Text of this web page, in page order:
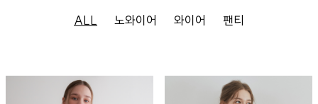
ALL 노와이어 와이어 팬티